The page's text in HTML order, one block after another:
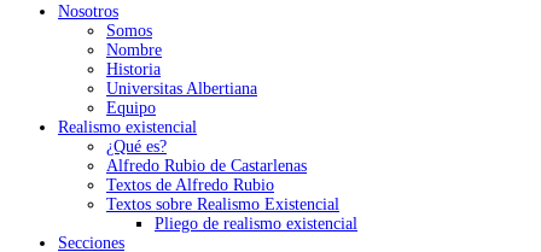
Nosotros
Somos
Nombre
Historia
Universitas Albertiana
Equipo
Realismo existencial
¿Qué es?
Alfredo Rubio de Castarlenas
Textos de Alfredo Rubio
Textos sobre Realismo Existencial
Pliego de realismo existencial
Secciones